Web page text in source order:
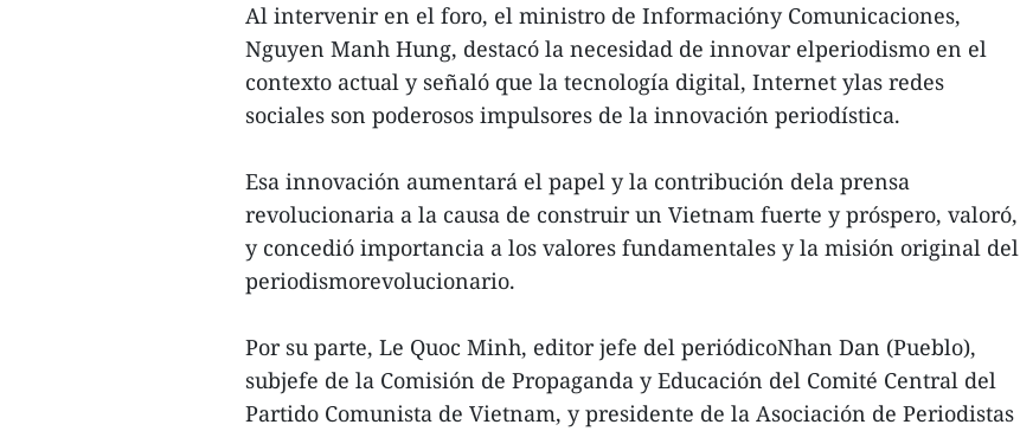
Al intervenir en el foro, el ministro de Informacióny Comunicaciones,
Nguyen Manh Hung, destacó la necesidad de innovar elperiodismo en el
contexto actual y señaló que la tecnología digital, Internet ylas redes
sociales son poderosos impulsores de la innovación periodística.
Esa innovación aumentará el papel y la contribución dela prensa
revolucionaria a la causa de construir un Vietnam fuerte y próspero, valoró,
y concedió importancia a los valores fundamentales y la misión original del
periodismorevolucionario.
Por su parte, Le Quoc Minh, editor jefe del periódicoNhan Dan (Pueblo),
subjefe de la Comisión de Propaganda y Educación del Comité Central del
Partido Comunista de Vietnam, y presidente de la Asociación de Periodistas